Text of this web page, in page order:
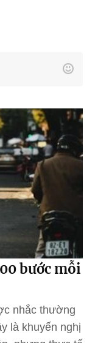
bước mỗi
nhắc thường
là khuyến nghị